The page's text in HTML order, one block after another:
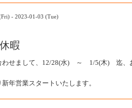
- 2023-01-03 (Tue)
暇
わせまして、12/28(水) ～ 1/5(木) 迄、
年営業スタートいたします。